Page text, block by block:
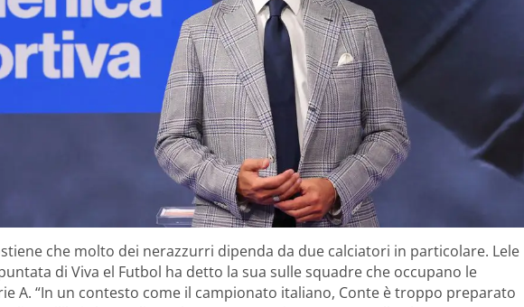
che molto dei nerazzurri dipenda da due calciatori in particolare. Lele
di Viva el Futbol ha detto la sua sulle squadre che occupano le
A. “In un contesto come il campionato italiano, Conte è troppo preparato